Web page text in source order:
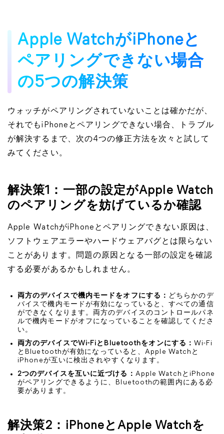
Apple WatchがiPhoneと
ペアリングできない場合
の5つの解決策
ウォッチがペアリングされていないことは確かだが、
それでもiPhoneとペアリングできない場合、トラブル
が解決するまで、次の4つの修正方法を次々と試して
みてください。
解決策1：一部の設定がApple Watch
のペアリングを妨げているか確認
Apple WatchがiPhoneとペアリングできない原因は、
ソフトウェアエラーやハードウェアバグとは限らない
ことがあります。問題の原因となる一部の設定を確認
する必要があるかもしれません。
両方のデバイスで機内モードをオフにする： どちらかのデ
バイスで機内モードが有効になっていると、すべての通信
ができなくなります。両方のデバイスのコントロールパネ
ルで機内モードがオフになっていることを確認してくださ
い。
両方のデバイスでWi-FiとBluetoothをオンにする： Wi-Fi
とBluetoothが有効になっていると、Apple Watchと
iPhoneが互いに検出されやすくなります。
2つのデバイスを互いに近づける： Apple WatchとiPhone
がペアリングできるように、Bluetoothの範囲内にある必
要があります。
解決策2：iPhoneとApple Watchを